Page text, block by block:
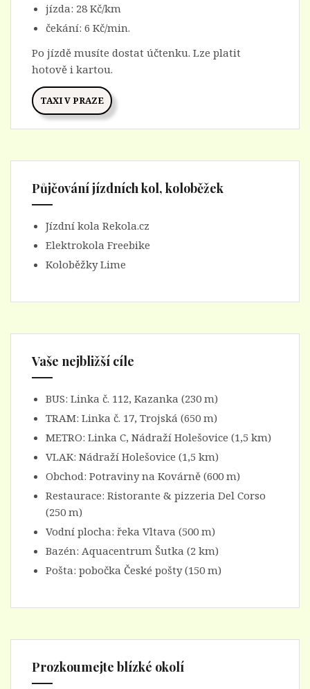
jízda: 28 Kč/km
čekání: 6 Kč/min.
Po jízdě musíte dostat účtenku. Lze platit
hotově i kartou.
TAXI V PRAZE
Půjčování jízdních kol, koloběžek
Jízdní kola Rekola.cz
Elektrokola Freebike
Koloběžky Lime
Vaše nejbližší cíle
BUS: Linka č. 112, Kazanka (230 m)
TRAM: Linka č. 17, Trojská (650 m)
METRO: Linka C, Nádraží Holešovice (1,5 km)
VLAK: Nádraží Holešovice (1,5 km)
Obchod: Potraviny na Kovárně (600 m)
Restaurace: Ristorante & pizzeria Del Corso
(250 m)
Vodní plocha: řeka Vltava (500 m)
Bazén: Aquacentrum Šutka (2 km)
Pošta: pobočka České pošty (150 m)
Prozkoumejte blízké okolí